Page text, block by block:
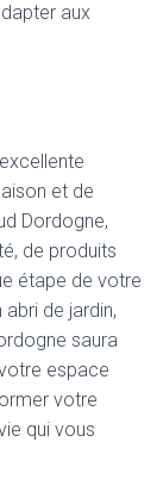
aux
et de
Dordogne,
de produits
étape de votre
de jardin,
saura
espace
votre
qui vous